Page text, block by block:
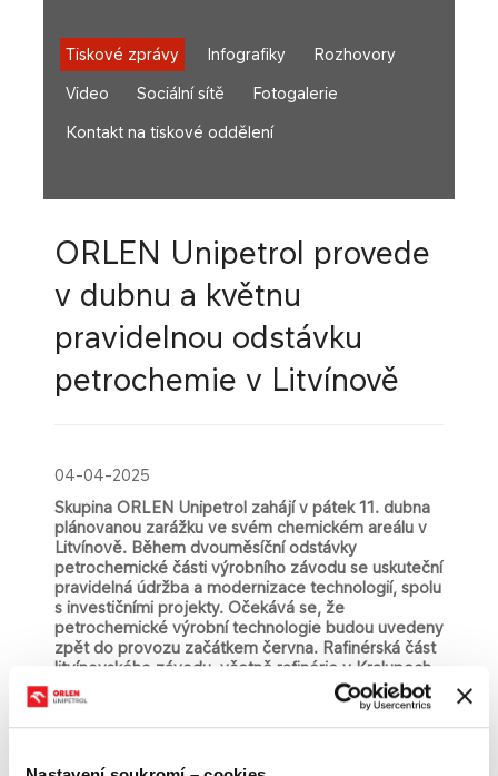
Tiskové zprávy Infografiky Rozhovory
Video Sociální sítě Fotogalerie
Kontakt na tiskové oddělení
ORLEN Unipetrol provede
v dubnu a květnu
pravidelnou odstávku
petrochemie v Litvínově
04-04-2025
Skupina ORLEN Unipetrol zahájí v pátek 11. dubna
plánovanou zarážku ve svém chemickém areálu v
Litvínově. Během dvouměsíční odstávky
petrochemic​ké části výrobního závodu se uskuteční
pravidelná údržba a modernizace technologií, spolu
s investičními projekty. Očekává se, že
petrochemické výrobní technologie budou uvedeny
zpět do provozu začátkem června. Rafinérská část
litvínovského závodu, včetně rafinérie v Kralupech
nad Vltavou, tedy výroba pohonných hmot a
agrochemických produktů, zůstane v plném v
provozu.